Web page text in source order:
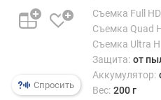
е
п
Спросить
Съемка Full
Съемка Quad
Съемка Ultra
Защита: от
Аккумулятор:
Вес: 200 г